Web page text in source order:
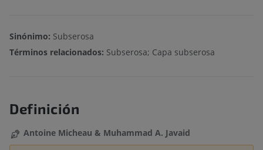
Sinónimo: Subserosa
Términos relacionados: Subserosa; Capa subserosa
Definición
Antoine Micheau & Muhammad A. Javaid